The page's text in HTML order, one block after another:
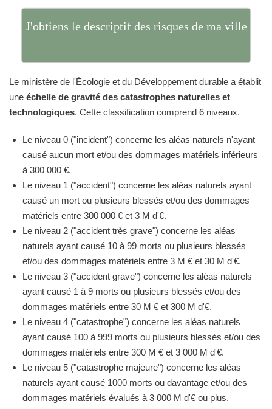
J'obtiens le descriptif des risques de ma ville
Le ministère de l'Écologie et du Développement durable a établit
une échelle de gravité des catastrophes naturelles et
technologiques. Cette classification comprend 6 niveaux.
Le niveau 0 ("incident") concerne les aléas naturels n'ayant
causé aucun mort et/ou des dommages matériels inférieurs
à 300 000 €.
Le niveau 1 ("accident") concerne les aléas naturels ayant
causé un mort ou plusieurs blessés et/ou des dommages
matériels entre 300 000 € et 3 M d'€.
Le niveau 2 ("accident très grave") concerne les aléas
naturels ayant causé 10 à 99 morts ou plusieurs blessés
et/ou des dommages matériels entre 3 M € et 30 M d'€.
Le niveau 3 ("accident grave") concerne les aléas naturels
ayant causé 1 à 9 morts ou plusieurs blessés et/ou des
dommages matériels entre 30 M € et 300 M d'€.
Le niveau 4 ("catastrophe") concerne les aléas naturels
ayant causé 100 à 999 morts ou plusieurs blessés et/ou des
dommages matériels entre 300 M € et 3 000 M d'€.
Le niveau 5 ("catastrophe majeure") concerne les aléas
naturels ayant causé 1000 morts ou davantage et/ou des
dommages matériels évalués à 3 000 M d'€ ou plus.